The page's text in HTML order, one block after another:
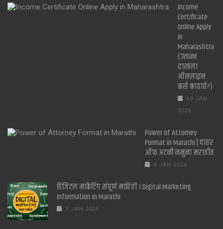
Income
Certificate
Online Apply
in
Maharashtra
(उत्पन्न
दाखला
ऑनलाइन
कसे काढावे?)
10 JAN
2026
Power of Attorney
Format in Marathi | पावर
ऑफ अटर्नी नमुना मराठीत
4 JAN 2026
डिजिटल मार्केटिंग संपूर्ण माहिती । Digital Marketing
Information in Marathi
3 JAN 2026